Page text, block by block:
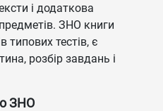
і додаткова
ЗНО книги
типових тестів, є
розбір завдань і
ЗНО